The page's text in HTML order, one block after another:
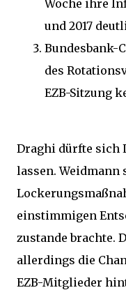
Woche ihre
und 2017
Bundesbank-
des
EZB-Sitzung
Draghi dürfte sich
lassen. Weidmann
einstimmigen
zustande brachte.
allerdings die
EZB-Mitglieder